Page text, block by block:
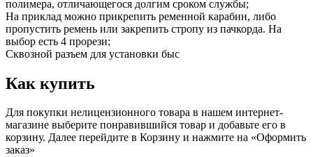
полимера, отличающегося долгим сроком службы;
На приклад можно прикрепить ременной карабин, либо
пропустить ремень или закрепить стропу из пачкорда. На
выбор есть 4 прорези;
Сквозной разъем для установки быс
Как купить
Для покупки нелицензионного товара в нашем интернет-
магазине выберите понравившийся товар и добавьте его в
корзину. Далее перейдите в Корзину и нажмите на «Оформить
заказ»